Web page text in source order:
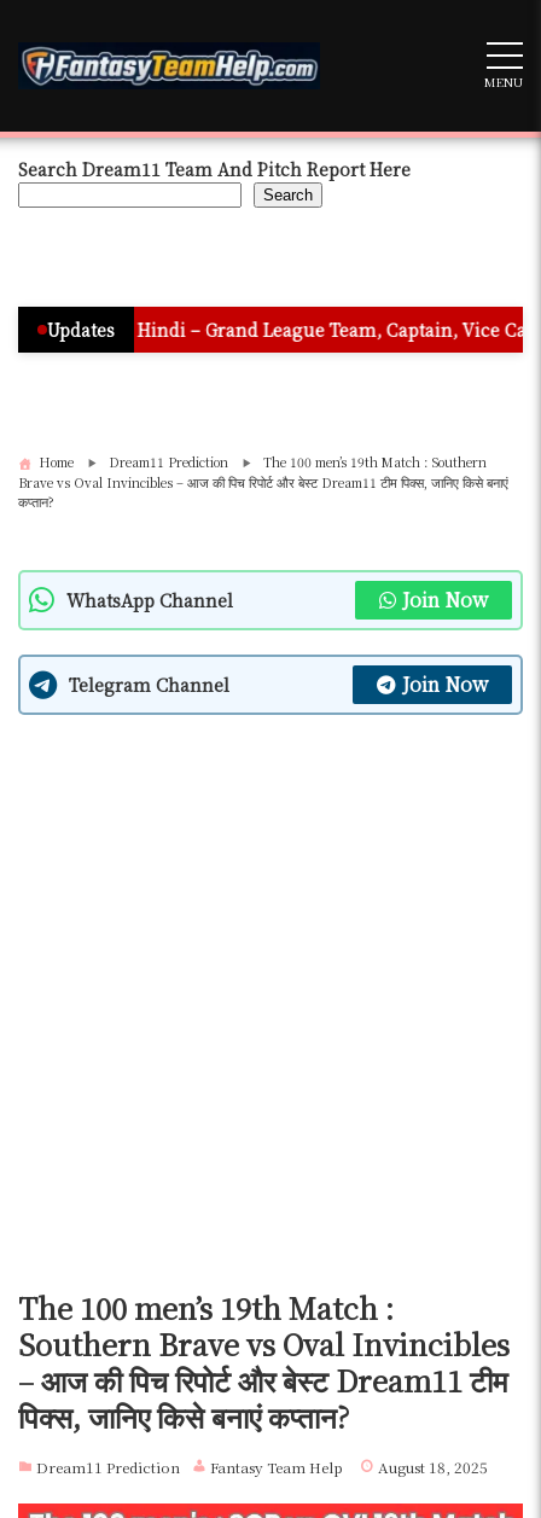
content
MENU
Search Dream11 Team And Pitch Report Here
Search
Updates
In Hindi – Grand League Team, Captain, Vice Captain &
Home Dream11 Prediction
The 100 men’s 19th Match : Southern
Brave vs Oval Invincibles – आज की पिच रिपोर्ट और बेस्ट Dream11 टीम पिक्स, जानिए किसे बनाएं
कप्तान?
WhatsApp Channel Join Now
Telegram Channel Join Now
The 100 men’s 19th Match :
Southern Brave vs Oval Invincibles
– आज की पिच रिपोर्ट और बेस्ट Dream11 टीम
पिक्स, जानिए किसे बनाएं कप्तान?
Dream11 Prediction Fantasy Team Help August 18, 2025